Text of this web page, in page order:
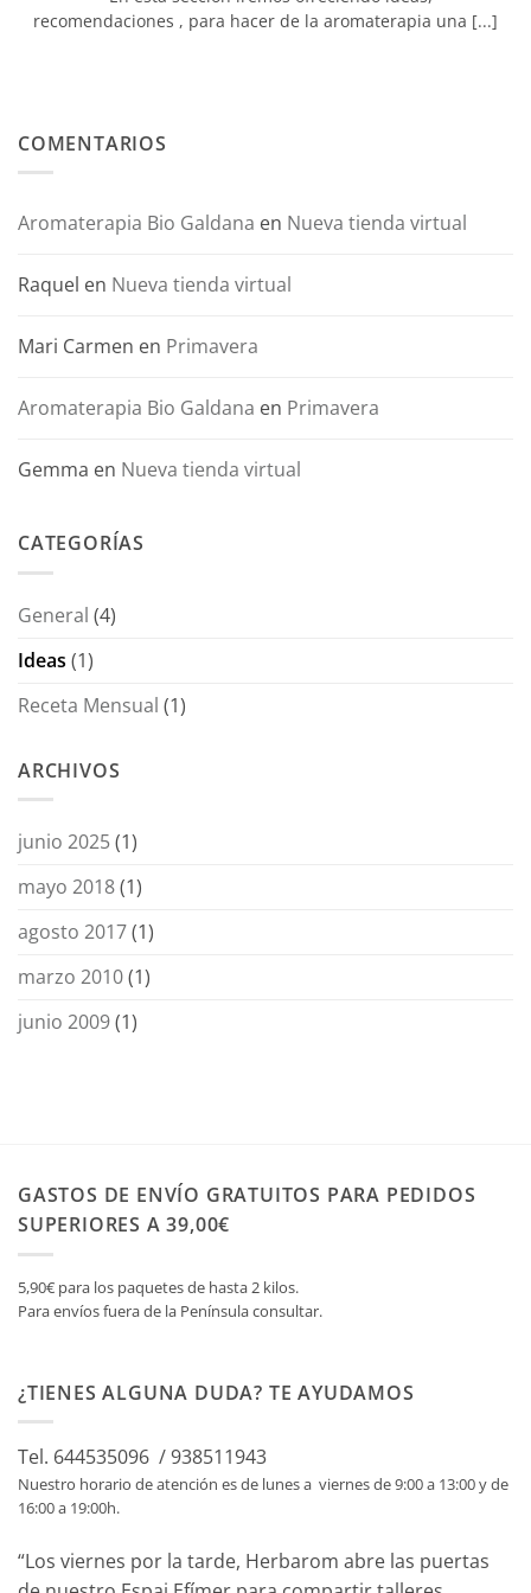
recomendaciones , para hacer de la aromaterapia una [...]
COMENTARIOS
Aromaterapia Bio Galdana en Nueva tienda virtual
Raquel en Nueva tienda virtual
Mari Carmen en Primavera
Aromaterapia Bio Galdana en Primavera
Gemma en Nueva tienda virtual
CATEGORÍAS
General (4)
Ideas (1)
Receta Mensual (1)
ARCHIVOS
junio 2025(1)
mayo 2018(1)
agosto 2017(1)
marzo 2010(1)
junio 2009(1)
GASTOS DE ENVÍO GRATUITOS PARA PEDIDOS
SUPERIORES A 39,00€
5,90€ para los paquetes de hasta 2 kilos.
Para envíos fuera de la Península consultar.
¿TIENES ALGUNA DUDA? TE AYUDAMOS
Tel. 644535096 / 938511943
Nuestro horario de atención es de lunes a viernes de 9:00 a 13:00 y de
16:00 a 19:00h.
“Los viernes por la tarde, Herbarom abre las puertas